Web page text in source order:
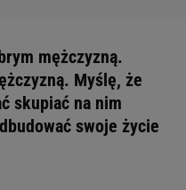
mężczyzną.
Myślę, że
skupiać na nim
swoje życie